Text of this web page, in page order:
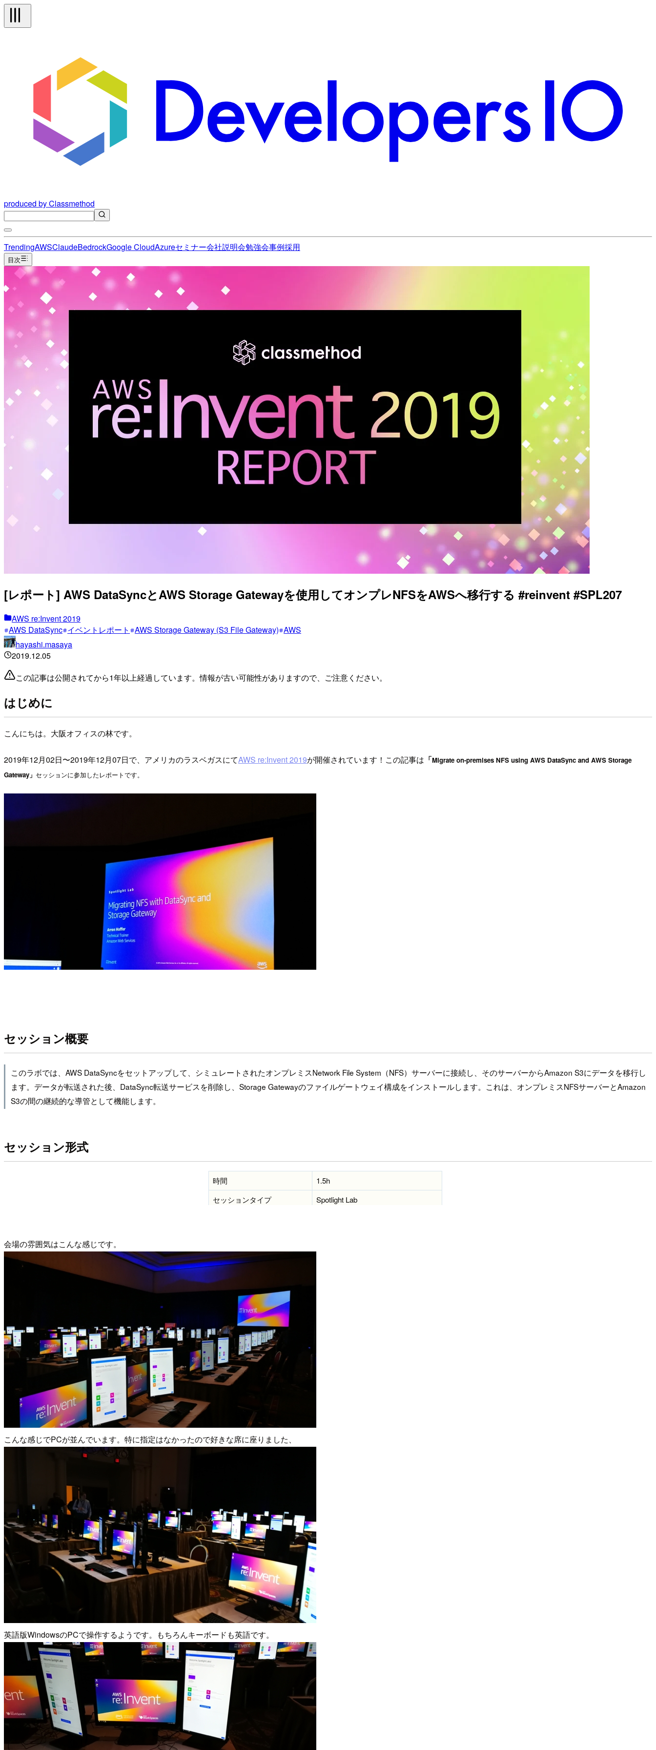
produced by Classmethod
TrendingAWSClaudeBedrockGoogle CloudAzureセミナー会社説明会勉強会事例採用
目次
[レポート] AWS DataSyncとAWS Storage Gatewayを使用してオンプレNFSをAWSへ移行する #reinvent #SPL207
AWS re:Invent 2019
AWS DataSync イベントレポート AWS Storage Gateway (S3 File Gateway) AWS
hayashi.masaya
2019.12.05
この記事は公開されてから1年以上経過しています。情報が古い可能性がありますので、ご注意ください。
はじめに
こんにちは。大阪オフィスの林です。
2019年12月02日〜2019年12月07日で、アメリカのラスベガスにてAWS re:Invent 2019が開催されています！この記事は 「Migrate on-premises NFS using AWS DataSync and AWS Storage
Gateway 」 セッションに参加したレポートです。
セッション概要
このラボでは、AWS DataSyncをセットアップして、シミュレートされたオンプレミスNetwork File System（NFS）サーバーに接続し、そのサーバーからAmazon S3にデータを移行し
ます。データが転送された後、DataSync転送サービスを削除し、Storage Gatewayのファイルゲートウェイ構成をインストールします。これは、オンプレミスNFSサーバーとAmazon
S3の間の継続的な導管として機能します。
セッション形式
時間
1.5h
セッションタイプ
Spotlight Lab
会場の雰囲気はこんな感じです。
こんな感じでPCが並んでいます。特に指定はなかったので好きな席に座りました、
英語版WindowsのPCで操作するようです。もちろんキーボードも英語です。